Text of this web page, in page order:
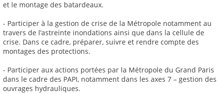
et le montage des batardeaux.
- Participer à la gestion de crise de la Métropole notamment au
travers de l’astreinte inondations ainsi que dans la cellule de
crise. Dans ce cadre, préparer, suivre et rendre compte des
montages des protections.
- Participer aux actions portées par la Métropole du Grand Paris
dans le cadre des PAPI, notamment dans les axes 7 – gestion des
ouvrages hydrauliques.